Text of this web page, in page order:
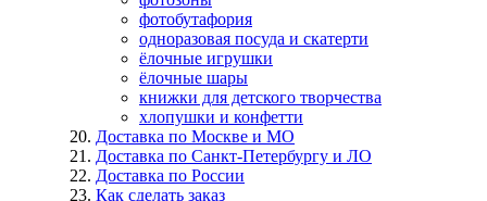
фотобутафория
одноразовая посуда и скатерти
ёлочные игрушки
ёлочные шары
книжки для детского творчества
хлопушки и конфетти
Доставка по Москве и МО
Доставка по Санкт-Петербургу и ЛО
Доставка по России
Как сделать заказ